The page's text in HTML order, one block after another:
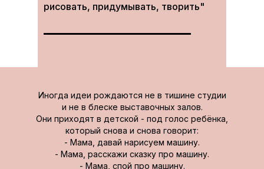
рисовать, придумывать, творить"
Иногда идеи рождаются не в тишине студии
и не в блеске выставочных залов.
Они приходят в детской - под голос ребёнка,
который снова и снова говорит:
- Мама, давай нарисуем машину.
- Мама, расскажи сказку про машину.
- Мама, спой про машину.